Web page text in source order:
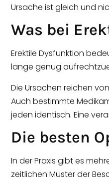
Ursache ist gleich und
Was bei
Erektile Dysfunktion
lange genug
Die Ursachen reichen
Auch bestimmte
jeden identisch. Eine
Die besten
In der Praxis gibt es
zeitlichen Muster der